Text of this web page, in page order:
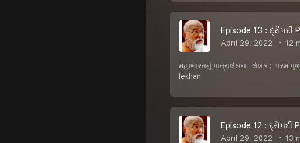
Episode 13 : દ્રૌપદી
April 29, 2022 12
મહાભારતનું પાત્રાલેખન. લેખક : પરમ
lekhan
Episode 12 : દ્રૌપદી
April 29, 2022 13